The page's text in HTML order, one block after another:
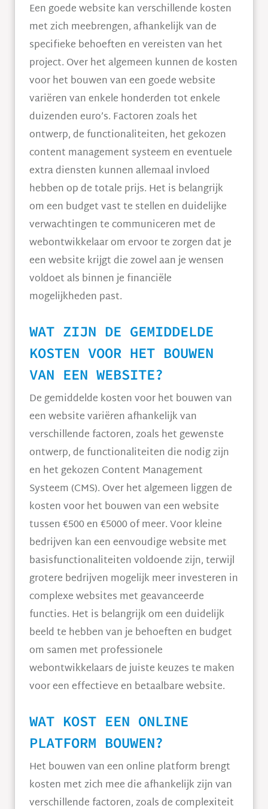
Een goede website kan verschillende kosten
met zich meebrengen, afhankelijk van de
specifieke behoeften en vereisten van het
project. Over het algemeen kunnen de kosten
voor het bouwen van een goede website
variëren van enkele honderden tot enkele
duizenden euro’s. Factoren zoals het
ontwerp, de functionaliteiten, het gekozen
content management systeem en eventuele
extra diensten kunnen allemaal invloed
hebben op de totale prijs. Het is belangrijk
om een budget vast te stellen en duidelijke
verwachtingen te communiceren met de
webontwikkelaar om ervoor te zorgen dat je
een website krijgt die zowel aan je wensen
voldoet als binnen je financiële
mogelijkheden past.
WAT ZIJN DE GEMIDDELDE
KOSTEN VOOR HET BOUWEN
VAN EEN WEBSITE?
De gemiddelde kosten voor het bouwen van
een website variëren afhankelijk van
verschillende factoren, zoals het gewenste
ontwerp, de functionaliteiten die nodig zijn
en het gekozen Content Management
Systeem (CMS). Over het algemeen liggen de
kosten voor het bouwen van een website
tussen €500 en €5000 of meer. Voor kleine
bedrijven kan een eenvoudige website met
basisfunctionaliteiten voldoende zijn, terwijl
grotere bedrijven mogelijk meer investeren in
complexe websites met geavanceerde
functies. Het is belangrijk om een duidelijk
beeld te hebben van je behoeften en budget
om samen met professionele
webontwikkelaars de juiste keuzes te maken
voor een effectieve en betaalbare website.
WAT KOST EEN ONLINE
PLATFORM BOUWEN?
Het bouwen van een online platform brengt
kosten met zich mee die afhankelijk zijn van
verschillende factoren, zoals de complexiteit